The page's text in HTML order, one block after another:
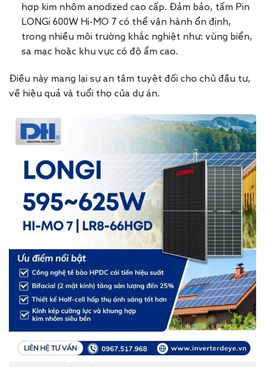
hợp kim nhôm anodized cao cấp. Đảm bảo, tấm Pin
LONGi 600W Hi-MO 7 có thể vận hành ổn định,
trong nhiều môi trường khắc nghiệt như: vùng biển,
sa mạc hoặc khu vực có độ ẩm cao.
Điều này mang lại sự an tâm tuyệt đối cho chủ đầu tư,
về hiệu quả và tuổi thọ của dự án.